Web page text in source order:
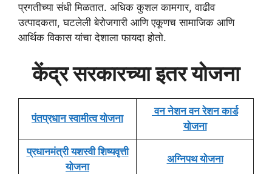
प्रगतीच्या संधी मिळतात. अधिक कुशल कामगार, वाढीव
उत्पादकता, घटलेली बेरोजगारी आणि एकूणच सामाजिक आणि
आर्थिक विकास यांचा देशाला फायदा होतो.
केंद्र सरकारच्या इतर योजना
पंतप्रधान स्वामीत्व योजना
वन नेशन वन रेशन कार्ड
योजना
प्रधानमंत्री यशस्वी शिष्यवृत्ती
योजना
अग्निपथ योजना